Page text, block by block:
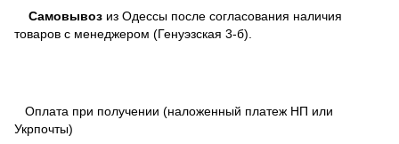
Самовывоз из Одессы после согласования наличия
товаров с менеджером (Генуэзская 3-б).
Оплата при получении (наложенный платеж НП или
Укрпочты)